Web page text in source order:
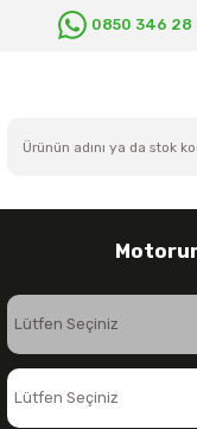
0850 346 28